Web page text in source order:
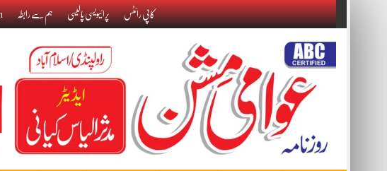
کاپی رائٹس پرائیویسی پالیسی ہم سے رابطہ